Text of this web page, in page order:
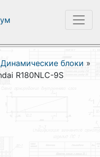
Динамические блоки »
R180NLC-9S